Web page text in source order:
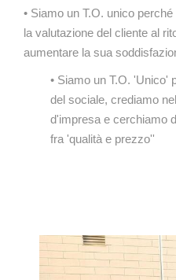
• Siamo un T.O. unico
la valutazione del cliente al
aumentare la sua
• Siamo un T.O. 'Unico'
del sociale, crediamo
d'impresa e cerchiamo
fra 'qualità e prezzo''